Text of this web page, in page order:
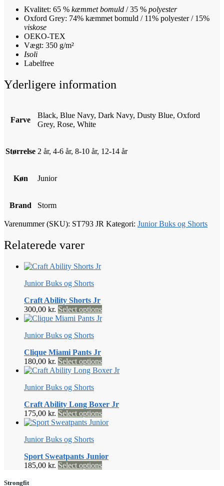
Kvalitet: 65 % kæmmet bomuld / 35 % polyester
Oxford Grey: 74% kæmmet bomuld / 11% polyester / 15%
viskose
OEKO-TEX
Vægt: 350 g/m²
Isoli
Labelfree
Yderligere information
Farve
Black, Blue Navy, Dark Navy, Dusty Blue, Oxford
Grey, Rose, White
Størrelse 2 år, 4-6 år, 8-10 år, 12-14 år
Køn Junior
Brand Storm
Varenummer (SKU): ST793 JR Kategori: Junior Buks og Shorts
Relaterede varer
Junior Buks og Shorts
Craft Ability Shorts Jr
300,00 kr. Select optionsDette
vare
kan
vælges
Junior Buks og Shorts
Clique Miami Pants Jr
180,00 kr. Select optionsDette
vare
Mulighederne
kan
vælges
Junior Buks og Shorts
Craft Ability Long Boxer Jr
175,00 kr. Select optionsDette
vare
Mulighederne
kan
Junior Buks og Shorts
Sport Sweatpants Junior
185,00 kr. Select optionsDette
Strongfit